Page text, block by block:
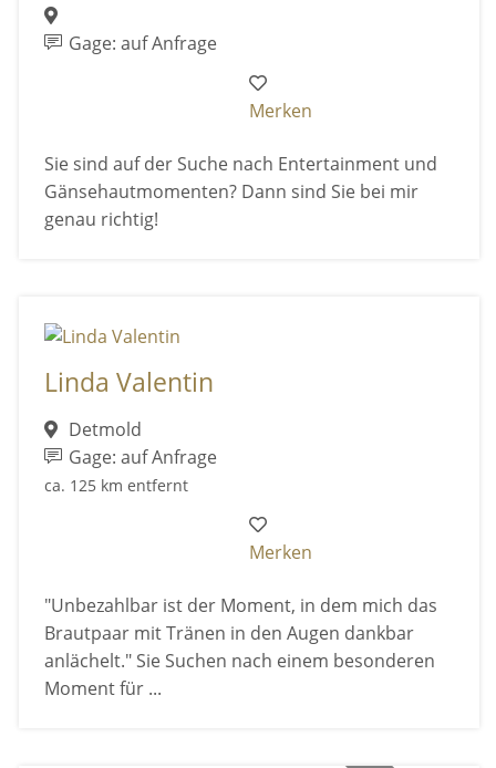
Gage: auf Anfrage
Merken
Sie sind auf der Suche nach Entertainment und
Gänsehautmomenten? Dann sind Sie bei mir
genau richtig!
Linda Valentin
Detmold
Gage: auf Anfrage
ca. 125 km entfernt
Merken
"Unbezahlbar ist der Moment, in dem mich das
Brautpaar mit Tränen in den Augen dankbar
anlächelt." Sie Suchen nach einem besonderen
Moment für ...